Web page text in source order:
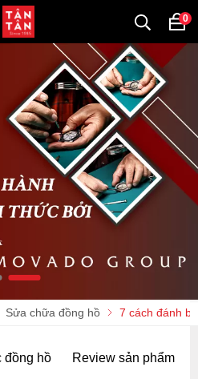
0
Sửa chữa đồng hồ 7 cách đánh
đồng hồ Review sản phẩm